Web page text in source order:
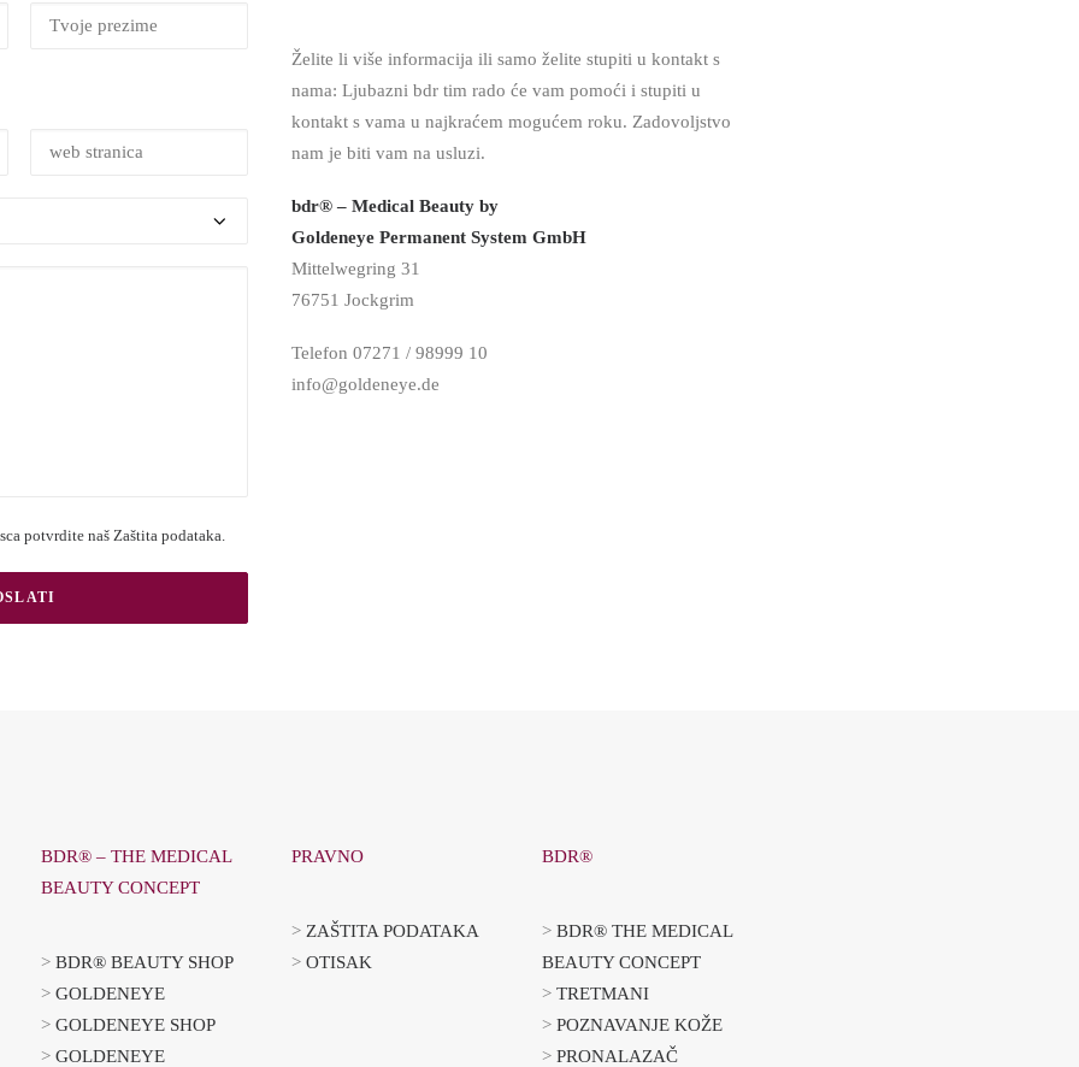
potvrdite našZaštita podataka.
Želite li više informacija ili samo želite stupiti u kontakt s
nama: Ljubazni bdr tim rado će vam pomoći i stupiti u
kontakt s vama u najkraćem mogućem roku. Zadovoljstvo
nam je biti vam na usluzi.
bdr® – Medical Beauty by
Goldeneye Permanent System GmbH
Mittelwegring 31
76751 Jockgrim
Telefon 07271 / 98999 10
info@goldeneye.de
BDR® – THE MEDICAL
BEAUTY CONCEPT
> BDR® BEAUTY SHOP
> GOLDENEYE
> GOLDENEYE SHOP
> GOLDENEYE
PRAVNO
> ZAŠTITA PODATAKA
> OTISAK
BDR®
> BDR® THE MEDICAL
BEAUTY CONCEPT
> TRETMANI
> POZNAVANJE KOŽE
> PRONALAZAČ